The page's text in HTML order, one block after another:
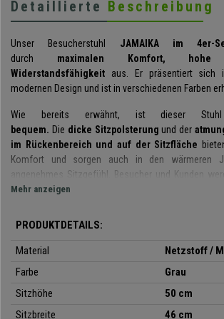
Detaillierte Beschreibung
Unser Besucherstuhl JAMAIKA im 4er-
durch maximalen Komfort, hohe
Widerstandsfähigkeit aus. Er präsentiert sich
modernen Design und ist in verschiedenen Farben
Wie bereits erwähnt, ist dieser
bequem. Die dicke Sitzpolsterung und der
im Rückenbereich und auf der Sitzfläche
Komfort und sorgen auch in den wärmeren
angenehmes Sitzgefühl. Besucher und Kunden
Stuhl wohl fühlen.
höchster Qualität und garantieren eine lange
Metallgestell
bietet hohe Stabilität und die vier
versehen. Dieser Stuhl wird Ihnen viele Jahre lang
Mehr anzeigen
PRODUKTDETAILS:
Material
Netzstoff /
Farbe
Grau
Sitzhöhe
50 cm
Sitzbreite
46 cm